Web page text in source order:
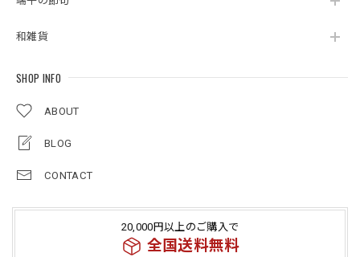
和雑貨
SHOP INFO
ABOUT
BLOG
CONTACT
20,000円以上のご購入で
全国送料無料